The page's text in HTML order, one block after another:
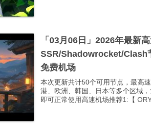
「03月06日」2026年最新
SSR/Shadowrocket/Clash
免费机场
本次更新共计50个可用节点，最高
港、欧洲、韩国、日本等多个区域
即可正常使用高速机场推荐1:【